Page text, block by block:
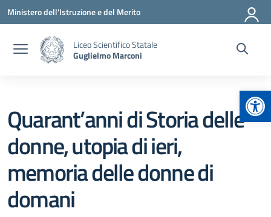
Vai ai contenuti
Vai al menu di navigazione
Vai al footer
Ministero dell'Istruzione e del Merito
Liceo Scientifico Statale
Guglielmo Marconi
Quarant’anni di Storia delle
donne, utopia di ieri,
memoria delle donne di
domani